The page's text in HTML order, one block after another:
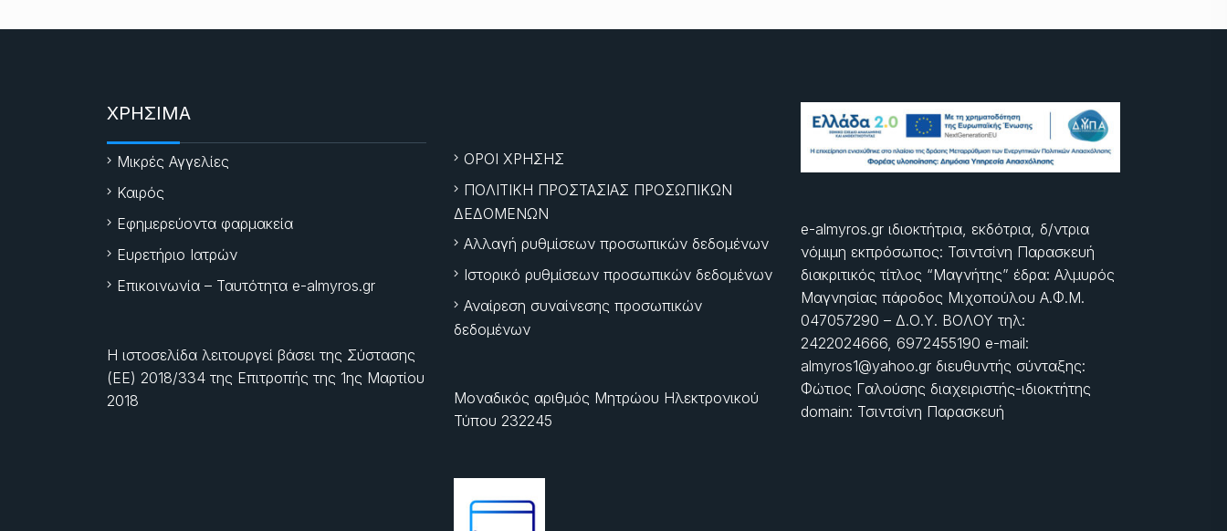
ΧΡΗΣΙΜΑ
Μικρές Αγγελίες
Καιρός
Εφημερεύοντα φαρμακεία
Ευρετήριο Ιατρών
Επικοινωνία – Ταυτότητα e-almyros.gr
Η ιστοσελίδα λειτουργεί βάσει της Σύστασης
(ΕΕ) 2018/334 της Επιτροπής της 1ης Μαρτίου
2018
ΟΡΟΙ ΧΡΗΣΗΣ
ΠΟΛΙΤΙΚΗ ΠΡΟΣΤΑΣΙΑΣ ΠΡΟΣΩΠΙΚΩΝ
ΔΕΔΟΜΕΝΩΝ
Αλλαγή ρυθμίσεων προσωπικών δεδομένων
Ιστορικό ρυθμίσεων προσωπικών δεδομένων
Αναίρεση συναίνεσης προσωπικών
δεδομένων
Μοναδικός αριθμός Μητρώου Ηλεκτρονικού
Τύπου 232245
e-almyros.gr ιδιοκτήτρια, εκδότρια, δ/ντρια
νόμιμη εκπρόσωπος: Τσιντσίνη Παρασκευή
διακριτικός τίτλος “Μαγνήτης” έδρα: Αλμυρός
Μαγνησίας πάροδος Μιχοπούλου Α.Φ.Μ.
047057290 – Δ.Ο.Υ. ΒΟΛΟΥ τηλ:
2422024666, 6972455190 e-mail:
almyros1@yahoo.gr διευθυντής σύνταξης:
Φώτιος Γαλούσης διαχειριστής-ιδιοκτήτης
domain: Τσιντσίνη Παρασκευή